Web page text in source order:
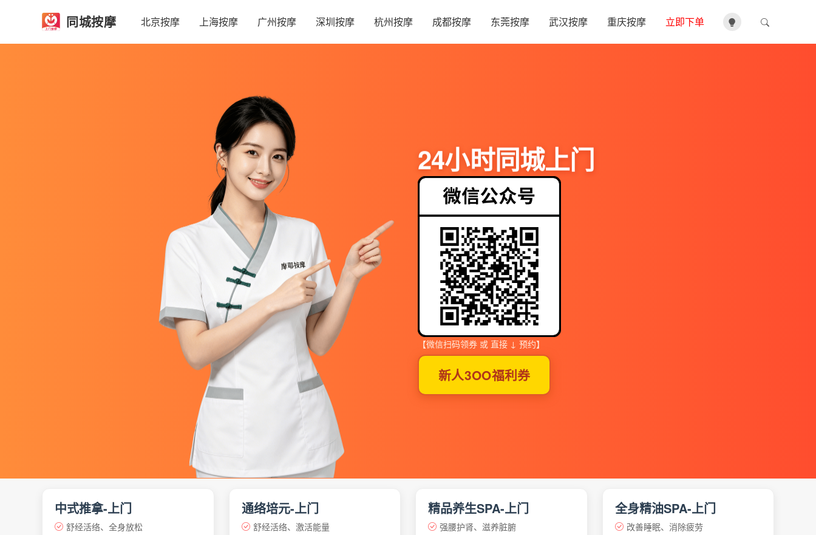
同城按摩 北京按摩 上海按摩 广州按摩 深圳按摩 杭州按摩 成都按摩 东莞按摩 武汉按摩 重庆按摩 立即下单
24小时同城上门
【微信扫码领券 或 直接 ↓ 预约】
新人3OO福利券
中式推拿-上门
舒经活络、全身放松
通络培元-上门
舒经活络、激活能量
精品养生SPA-上门
强腰护肾、滋养脏腑
全身精油SPA-上门
改善睡眠、消除疲劳